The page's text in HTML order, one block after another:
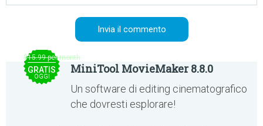
$15.99 per month
GRATIS
OGGI
MiniTool MovieMaker 8.8.0
Un software di editing cinematografico
che dovresti esplorare!